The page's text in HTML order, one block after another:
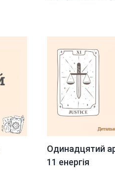
Одинадцятий
11 енергія